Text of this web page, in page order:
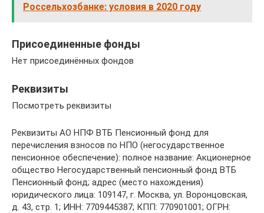
Россельхозбанке: условия в 2020 году
Присоединенные фонды
Нет присоединённых фондов
Реквизиты
Посмотреть реквизиты
Реквизиты АО НПФ ВТБ Пенсионный фонд для
перечисления взносов по НПО (негосударственное
пенсионное обеспечение): полное название: Акционерное
общество Негосударственный пенсионный фонд ВТБ
Пенсионный фонд; адрес (место нахождения)
юридического лица: 109147, г. Москва, ул. Воронцовская,
д. 43, стр. 1; ИНН: 7709445387; КПП: 770901001; ОГРН: